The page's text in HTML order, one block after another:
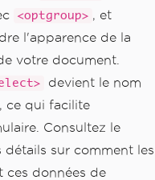
<optgroup> , et
l'apparence de la
votre document.
devient le nom
ce qui facilite
Consultez le
détails sur comment les
ces données de